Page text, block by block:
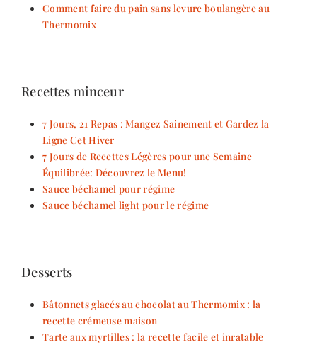
Comment faire du pain sans levure boulangère au
Thermomix
Recettes minceur
7 Jours, 21 Repas : Mangez Sainement et Gardez la
Ligne Cet Hiver
7 Jours de Recettes Légères pour une Semaine
Équilibrée: Découvrez le Menu!
Sauce béchamel pour régime
Sauce béchamel light pour le régime
Desserts
Bâtonnets glacés au chocolat au Thermomix : la
recette crémeuse maison
Tarte aux myrtilles : la recette facile et inratable